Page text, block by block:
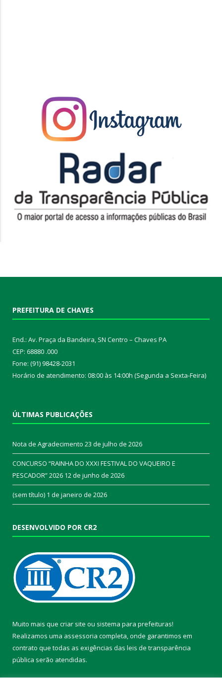
PREFEITURA DE CHAVES
End.: Av. Praça da Bandeira, SN Centro – Chaves PA
CEP: 68880 .000
Fone: (91) 98428-2031
Horário de atendimento: 08:00 às 14:00h (Segunda a Sexta-Feira)
ÚLTIMAS PUBLICAÇÕES
Nota de Agradecimento 23 de julho de 2026
CONCURSO “RAINHA DO XXXI FESTIVAL DO VAQUEIRO E
PESCADOR” 2026 12 de junho de 2026
(sem título) 1 de janeiro de 2026
DESENVOLVIDO POR CR2
Muito mais que criar site ou sistema para prefeituras!
Realizamos uma assessoria completa, onde garantimos em
contrato que todas as exigências das leis de transparência
pública serão atendidas.